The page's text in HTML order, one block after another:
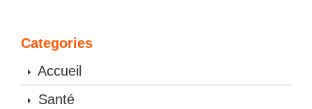
Categories
Accueil
Santé